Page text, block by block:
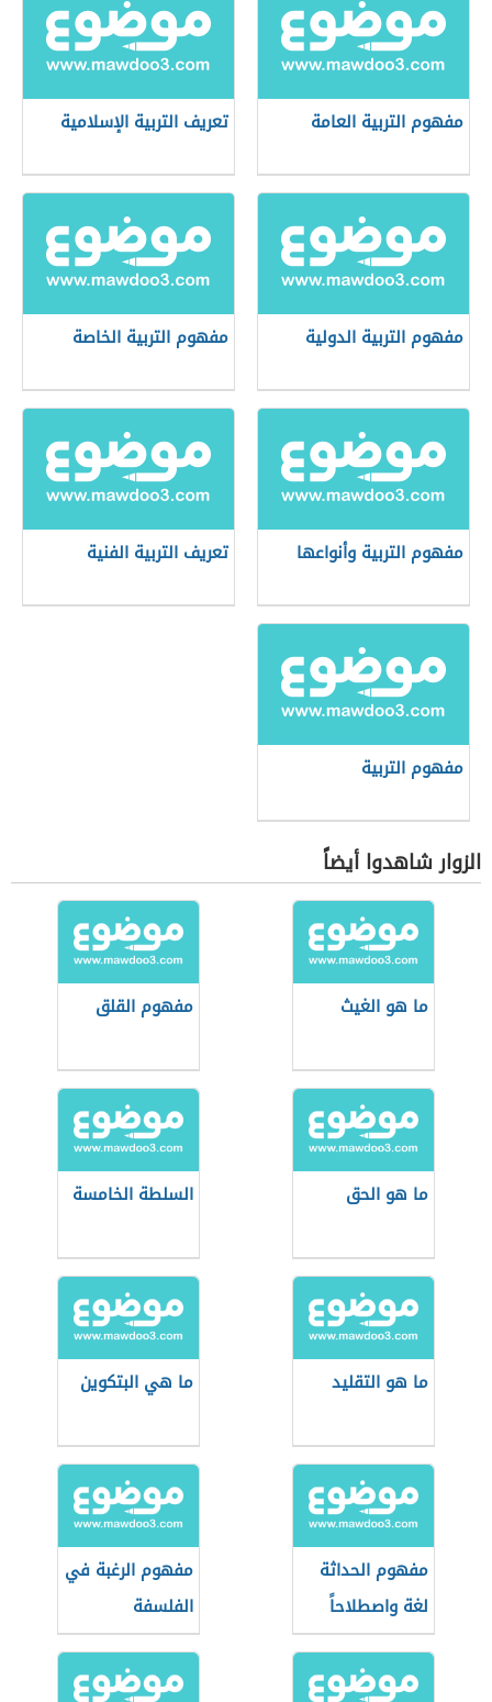
مفهوم التربية العامة تعريف التربية الإسلامية
مفهوم التربية الدولية مفهوم التربية الخاصة
مفهوم التربية وأنواعها تعريف التربية الفنية
مفهوم التربية
الزوار شاهدوا أيضاً
ما هو الغيث مفهوم القلق
ما هو الحق السلطة الخامسة
ما هو التقليد ما هي البتكوين
مفهوم الحداثة
لغة واصطلاحاً
مفهوم الرغبة في
الفلسفة